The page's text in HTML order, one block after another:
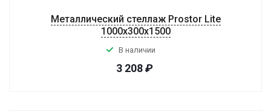
Металлический стеллаж Prostor Lite
1000x300x1500
В наличии
3 208₽